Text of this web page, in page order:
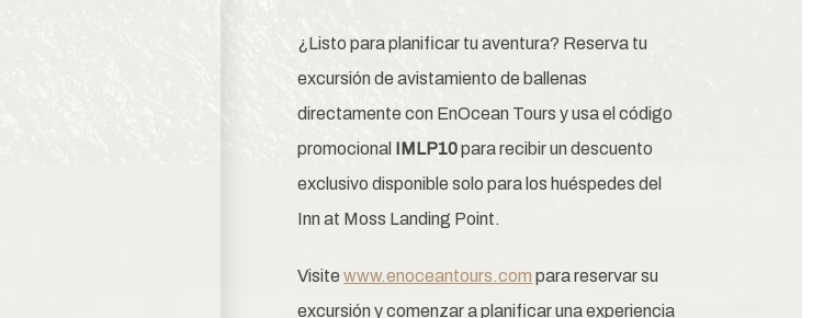
¿Listo para planificar tu aventura? Reserva tu
excursión de avistamiento de ballenas
directamente con EnOcean Tours y usa el código
promocional IMLP10para recibir un descuento
exclusivo disponible solo para los huéspedes del
Inn at Moss Landing Point.
Visitewww.enoceantours.com para reservar su
excursión y comenzar a planificar una experiencia